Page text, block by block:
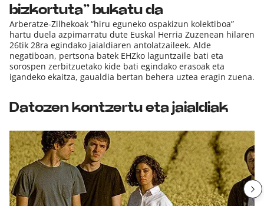
bizkortuta” bukatu da
Arberatze-Zilhekoak “hiru eguneko ospakizun kolektiboa”
hartu duela azpimarratu dute Euskal Herria Zuzenean hilaren
26tik 28ra egindako jaialdiaren antolatzaileek. Alde
negatiboan, pertsona batek EHZko laguntzaile bati eta
sorospen zerbitzuetako kide bati egindako erasoak eta
igandeko ekaitza, gaualdia bertan behera uztea eragin zuena.
Datozen kontzertu eta jaialdiak